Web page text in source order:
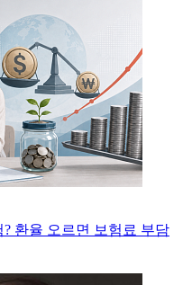
환율 오르면 보험료 부담